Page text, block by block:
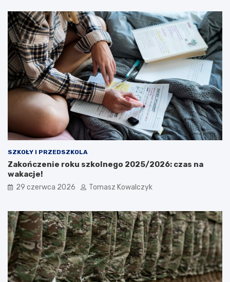
SZKOŁY I PRZEDSZKOLA
Zakończenie roku szkolnego 2025/2026: czas na
wakacje!
29 czerwca 2026 Tomasz Kowalczyk